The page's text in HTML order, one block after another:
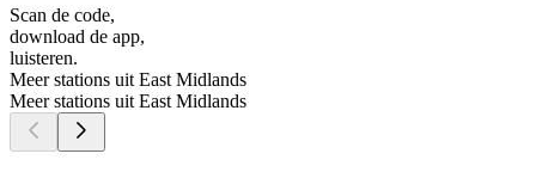
Scan de code,
download de app,
luisteren.
Meer stations uit East Midlands
Meer stations uit East Midlands